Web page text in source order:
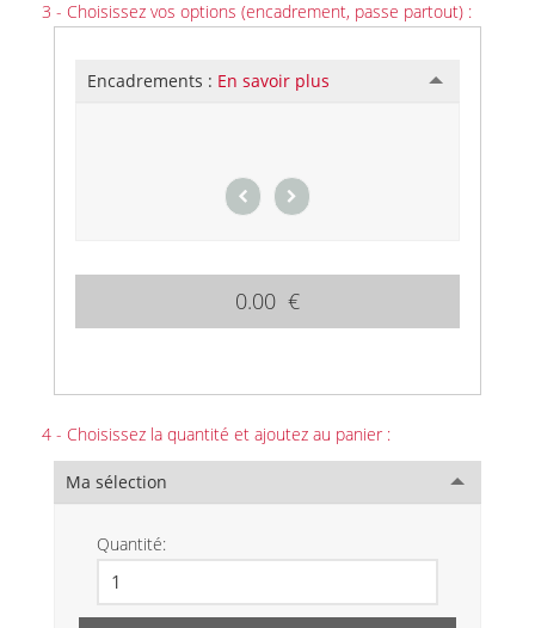
3 - Choisissez vos options (encadrement, passe partout) :
Encadrements : En savoir plus
0.00 €
4 - Choisissez la quantité et ajoutez au panier :
Ma sélection
Quantité: